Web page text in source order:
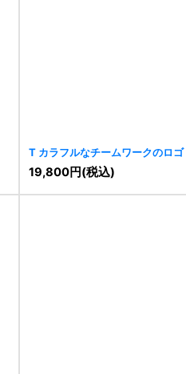
T カラフルなチームワークのロゴ
19,800円(税込)